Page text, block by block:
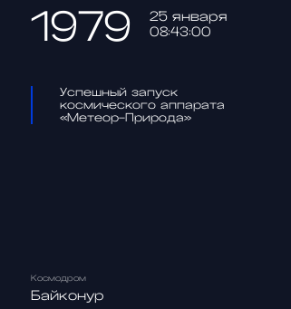
1979
25 января
08:43:00
Успешный запуск
космического аппарата
«Метеор-Природа»
Космодром
Байконур